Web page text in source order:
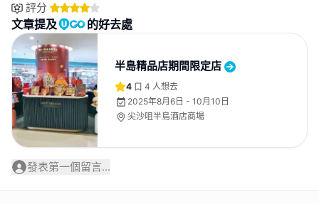
評分
文章提及 的好去處
半島精品店期間限定店
4 4 人想去
2025年8月6日 - 10月10日
尖沙咀半島酒店商場
發表第一個留言...